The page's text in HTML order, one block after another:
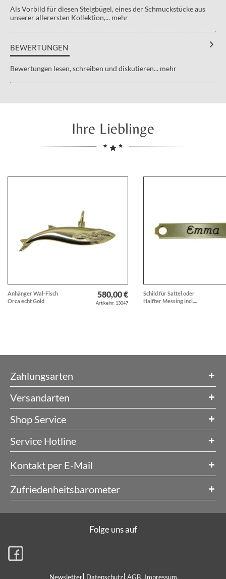
Als Vorbild für diesen Steigbügel, eines der Schmuckstücke aus
unserer allerersten Kollektion,... mehr
BEWERTUNGEN
Bewertungen lesen, schreiben und diskutieren... mehr
Ihre Lieblinge
Anhänger Wal-Fisch
Orca echt Gold
580,00 €
Artikelnr. 13047
Schild für Sattel oder
Halfter Messing incl....
Zahlungsarten
Versandarten
Shop Service
Service Hotline
Kontakt per E-Mail
Zufriedenheitsbarometer
Newsletter Datenschutz AGB Impressum
Folge uns auf